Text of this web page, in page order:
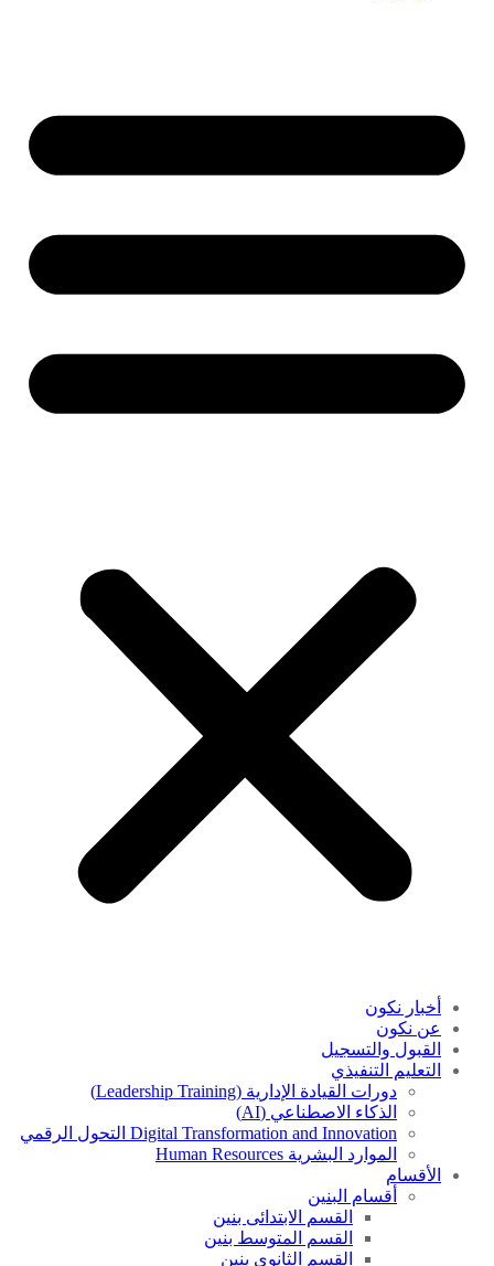
أخبار نكون
عن نكون
القبول والتسجيل
التعليم التنفيذي
دورات القيادة الإدارية (Leadership Training)
الذكاء الاصطناعي (AI)
Digital Transformation and Innovation التحول الرقمي
الموارد البشرية Human Resources
الأقسام
أقسام البنين
القسم الابتدائى بنين
القسم المتوسط بنين
القسم الثانوى بنين